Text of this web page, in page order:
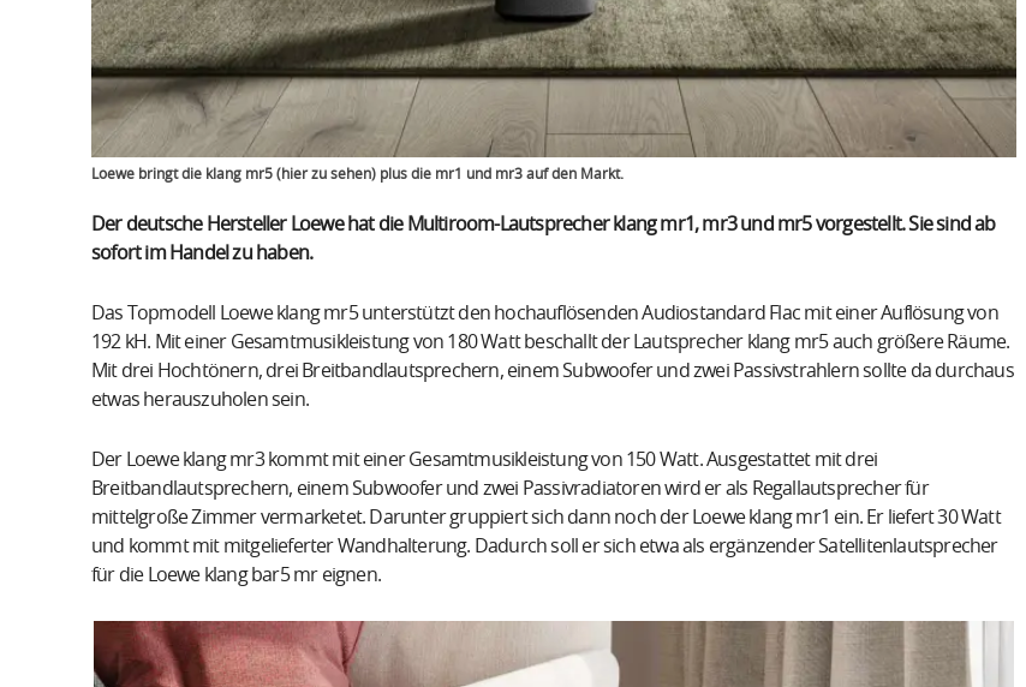
Loewe bringt die klang mr5 (hier zu sehen) plus die mr1 und mr3 auf den Markt.
Der deutsche Hersteller Loewe hat die Multiroom-Lautsprecher klang mr1, mr3 und mr5 vorgestellt. Sie sind ab
sofort im Handel zu haben.
Das Topmodell Loewe klang mr5 unterstützt den hochauflösenden Audiostandard Flac mit einer Auflösung von
192 kH. Mit einer Gesamtmusikleistung von 180 Watt beschallt der Lautsprecher klang mr5 auch größere Räume.
Mit drei Hochtönern, drei Breitbandlautsprechern, einem Subwoofer und zwei Passivstrahlern sollte da durchaus
etwas herauszuholen sein.
Der Loewe klang mr3 kommt mit einer Gesamtmusikleistung von 150 Watt. Ausgestattet mit drei
Breitbandlautsprechern, einem Subwoofer und zwei Passivradiatoren wird er als Regallautsprecher für
mittelgroße Zimmer vermarketet. Darunter gruppiert sich dann noch der Loewe klang mr1 ein. Er liefert 30 Watt
und kommt mit mitgelieferter Wandhalterung. Dadurch soll er sich etwa als ergänzender Satellitenlautsprecher
für die Loewe klang bar5 mr eignen.